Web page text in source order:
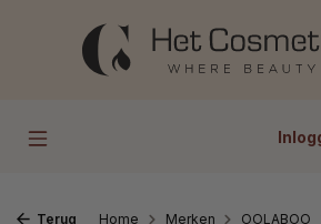
Ga naar de hoofdinhoud
Terug Home Merken OOLABOO